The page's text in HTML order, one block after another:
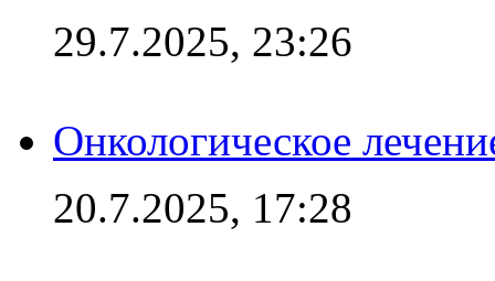
29.7.2025, 23:26
Онкологическое
20.7.2025, 17:28